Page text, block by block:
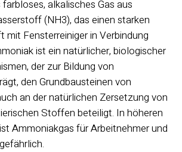
alkalisches Gas aus
(NH3), das einen starken
mit Fensterreiniger in Verbindung
ist ein natürlicher, biologischer
der zur Bildung von
den Grundbausteinen von
an der natürlichen Zersetzung von
Stoffen beteiligt. In höheren
Ammoniakgas für Arbeitnehmer und